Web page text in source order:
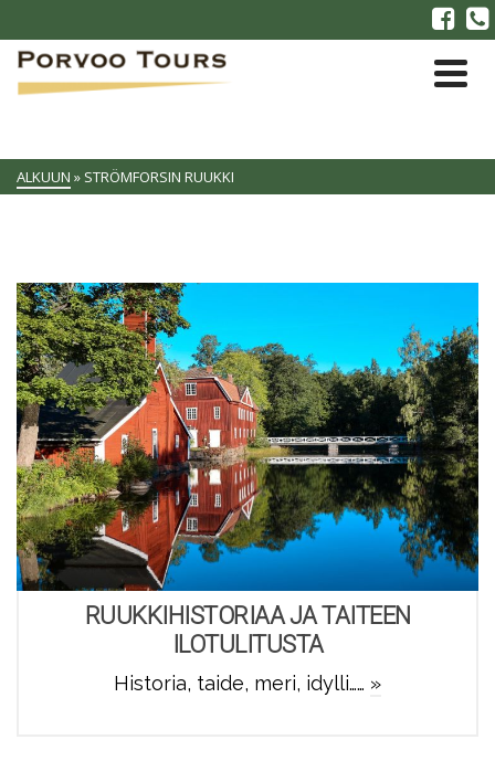
ALKUUN » STRÖMFORSIN RUUKKI
RUUKKIHISTORIAA JA TAITEEN
ILOTULITUSTA
Historia, taide, meri, idylli…… »